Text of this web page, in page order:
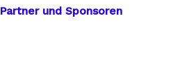
und Sponsoren